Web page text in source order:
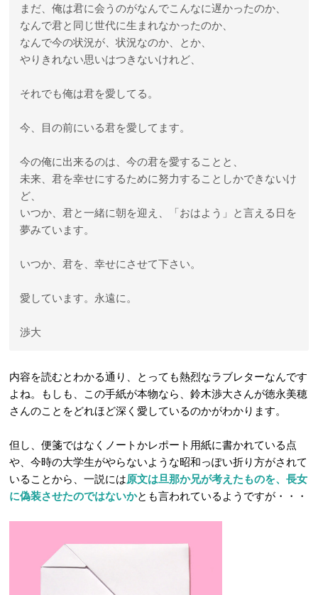
まだ、俺は君に会うのがなんでこんなに遅かったのか、
なんで君と同じ世代に生まれなかったのか、
なんで今の状況が、状況なのか、とか、
やりきれない思いはつきないけれど、
それでも俺は君を愛してる。
今、目の前にいる君を愛してます。
今の俺に出来るのは、今の君を愛することと、
未来、君を幸せにするために努力することしかできないけ
ど、
いつか、君と一緒に朝を迎え、「おはよう」と言える日を
夢みています。
いつか、君を、幸せにさせて下さい。
愛しています。永遠に。
渉大
内容を読むとわかる通り、とっても熱烈なラブレターなんです
よね。もしも、この手紙が本物なら、鈴木渉大さんが徳永美穂
さんのことをどれほど深く愛しているのかがわかります。
但し、便箋ではなくノートかレポート用紙に書かれている点
や、今時の大学生がやらないような昭和っぽい折り方がされて
いることから、一説には原文は旦那か兄が考えたものを、長女
に偽装させたのではないかとも言われているようですが・・・